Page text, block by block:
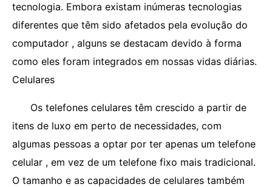
tecnologia. Embora existam inúmeras tecnologias
diferentes que têm sido afetados pela evolução do
computador , alguns se destacam devido à forma
como eles foram integrados em nossas vidas diárias.
Celulares
Os telefones celulares têm crescido a partir de
itens de luxo em perto de necessidades, com
algumas pessoas a optar por ter apenas um telefone
celular , em vez de um telefone fixo mais tradicional.
O tamanho e as capacidades de celulares também